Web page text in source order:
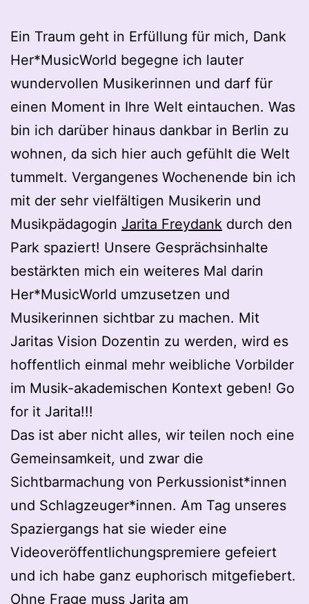
Ein Traum geht in Erfüllung für mich, Dank
Her*MusicWorld begegne ich lauter
wundervollen Musikerinnen und darf für
einen Moment in Ihre Welt eintauchen. Was
bin ich darüber hinaus dankbar in Berlin zu
wohnen, da sich hier auch gefühlt die Welt
tummelt. Vergangenes Wochenende bin ich
mit der sehr vielfältigen Musikerin und
Musikpädagogin Jarita Freydank durch den
Park spaziert! Unsere Gesprächsinhalte
bestärkten mich ein weiteres Mal darin
Her*MusicWorld umzusetzen und
Musikerinnen sichtbar zu machen. Mit
Jaritas Vision Dozentin zu werden, wird es
hoffentlich einmal mehr weibliche Vorbilder
im Musik-akademischen Kontext geben! Go
for it Jarita!!!
Das ist aber nicht alles, wir teilen noch eine
Gemeinsamkeit, und zwar die
Sichtbarmachung von Perkussionist*innen
und Schlagzeuger*innen. Am Tag unseres
Spaziergangs hat sie wieder eine
Videoveröffentlichungspremiere gefeiert
und ich habe ganz euphorisch mitgefiebert.
Ohne Frage muss Jarita am